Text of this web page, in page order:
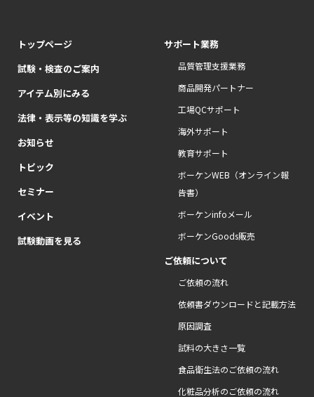
トップページ
試験・検査のご案内
アイテム別にみる
法律・表示等の知識を学ぶ
お知らせ
トピック
セミナー
イベント
試験動画を見る
サポート業務
品質管理支援業務
商品開発パートナー
工場QCサポート
海外サポート
教育サポート
ボーケンWEB（オンライン報
告書）
ボーケンinfoメール
ボーケンGoods販売
ご依頼について
ご依頼の流れ
依頼書ダウンロードと記載方法
原因調査
試料の大きさ一覧
食品衛生法のご依頼の流れ
化粧品分析のご依頼の流れ